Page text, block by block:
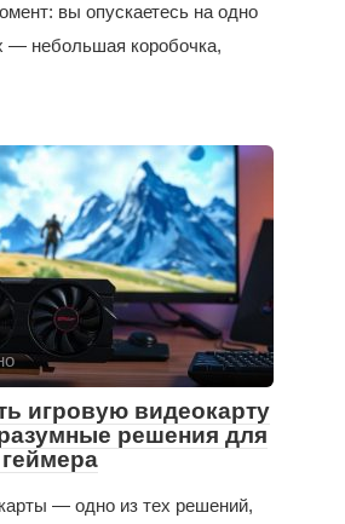
вы опускаетесь на одно
— небольшая коробочка,
игровую видеокарту
решения для
— одно из тех решений,